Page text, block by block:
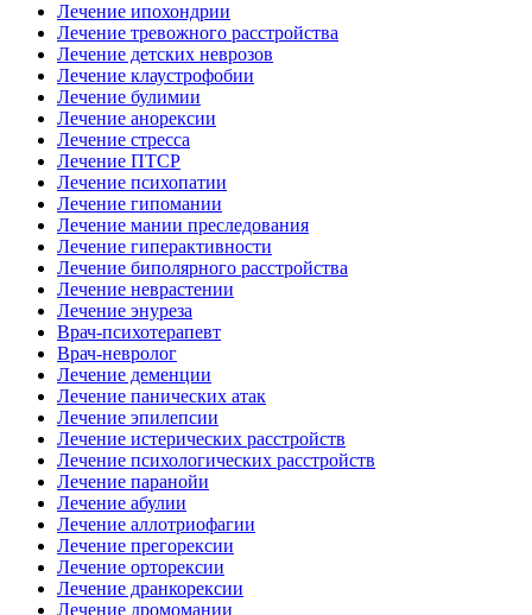
Лечение ипохондрии
Лечение тревожного расстройства
Лечение детских неврозов
Лечение клаустрофобии
Лечение булимии
Лечение анорексии
Лечение стресса
Лечение ПТСР
Лечение психопатии
Лечение гипомании
Лечение мании преследования
Лечение гиперактивности
Лечение биполярного расстройства
Лечение неврастении
Лечение энуреза
Врач-психотерапевт
Врач-невролог
Лечение деменции
Лечение панических атак
Лечение эпилепсии
Лечение истерических расстройств
Лечение психологических расстройств
Лечение паранойи
Лечение абулии
Лечение аллотриофагии
Лечение прегорексии
Лечение орторексии
Лечение дранкорексии
Лечение дромомании